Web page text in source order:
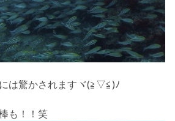
は驚かされますヾ(≧▽≦)ﾉ
も！！笑